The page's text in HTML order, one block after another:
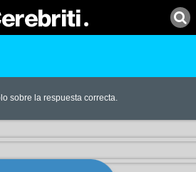
sobre la respuesta correcta.